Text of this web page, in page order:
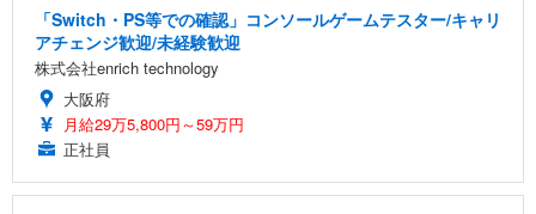
「Switch・PS等での確認」コンソールゲームテスター/キャリ
アチェンジ歓迎/未経験歓迎
株式会社enrich technology
大阪府
月給29万5,800円～59万円
正社員